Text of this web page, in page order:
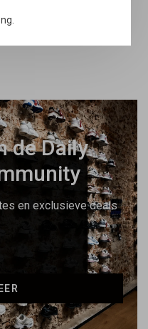
de Daily
en exclusieve deals